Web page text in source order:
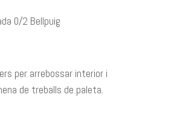
0/2 Bellpuig
per arrebossar interior i
de treballs de paleta.